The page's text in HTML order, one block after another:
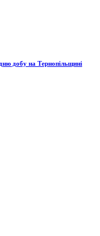
добу на Тернопільщині